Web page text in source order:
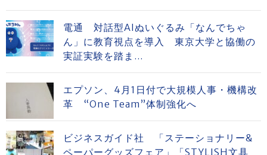
電通 対話型AIぬいぐるみ「なんでちゃ
ん」に教育視点を導入 東京大学と協働の
実証実験を踏ま...
エプソン、4月1日付で大規模人事・機構改
革 “One Team”体制強化へ
ビジネスガイド社 「ステーショナリー&
ペーパーグッズフェア」「STYLISH文具